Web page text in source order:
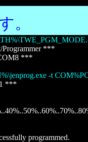
。
***
***
-t
***
programmed.